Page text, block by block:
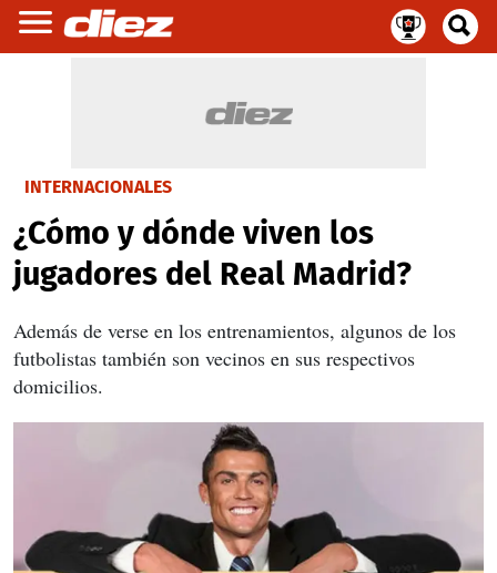
INTERNACIONALES
¿Cómo y dónde viven los
jugadores del Real Madrid?
Además de verse en los entrenamientos, algunos de los
futbolistas también son vecinos en sus respectivos
domicilios.